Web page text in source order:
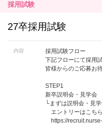
採用試験
27卒採用試験
内容
採用試験フロー
下記フローにて採用
皆様からのご応募お
STEP1
新卒説明会・見学会
└まずは説明会・見
エントリーはこち
https://